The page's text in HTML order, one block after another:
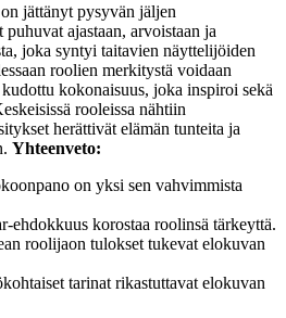
jättänyt pysyvän jäljen
ajastaan, arvoistaan ja
joka syntyi taitavien näyttelijöiden
roolien merkitystä voidaan
kokonaisuus, joka inspiroi sekä
rooleissa nähtiin
herättivät elämän tunteita ja
Yhteenveto:
on yksi sen vahvimmista
ehdokkuus korostaa roolinsä tärkeyttä.
roolijaon tulokset tukevat elokuvan
tarinat rikastuttavat elokuvan